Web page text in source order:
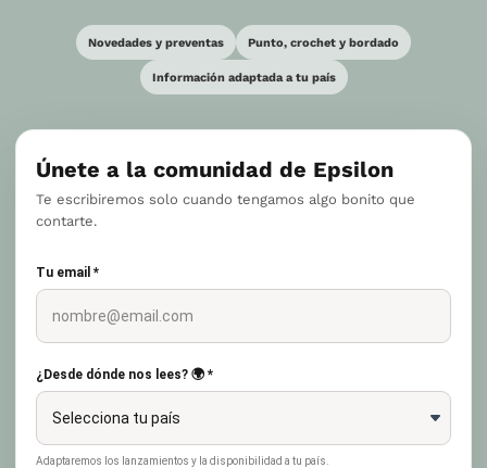
Novedades y preventas Punto, crochet y bordado
Información adaptada a tu país
Únete a la comunidad de Epsilon
Te escribiremos solo cuando tengamos algo bonito que
contarte.
Tu email *
¿Desde dónde nos lees? 🌍 *
Adaptaremos los lanzamientos y la disponibilidad a tu país.